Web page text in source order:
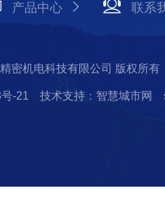
产品中心 联系
密机电科技有限公司 版权所有
-21 技术支持：智慧城市网